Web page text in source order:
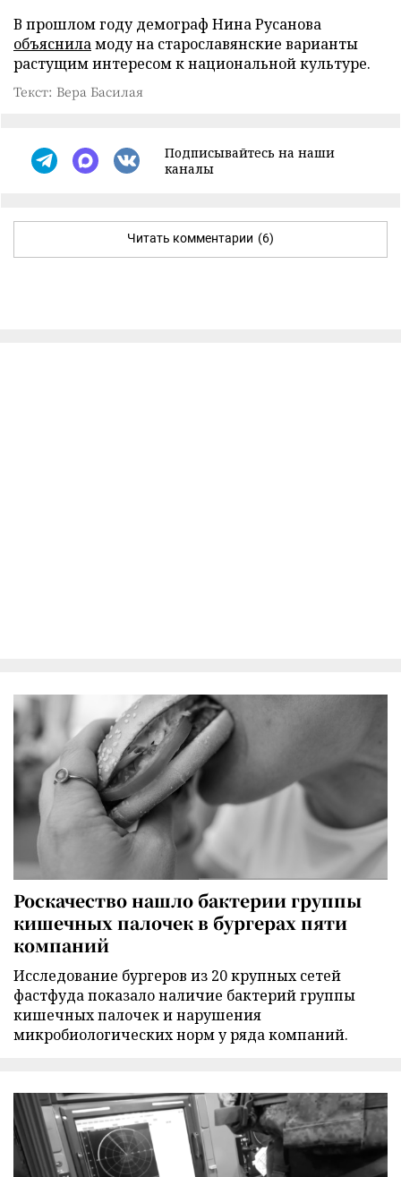
В прошлом году демограф Нина Русанова
объясниламоду на старославянские варианты
растущим интересом к национальной культуре.
Текст: Вера Басилая
Подписывайтесь на наши
каналы
Читать комментарии (6)
Роскачество нашло бактерии группы
кишечных палочек в бургерах пяти
компаний
Исследование бургеров из 20 крупных сетей
фастфуда показало наличие бактерий группы
кишечных палочек и нарушения
микробиологических норм у ряда компаний.